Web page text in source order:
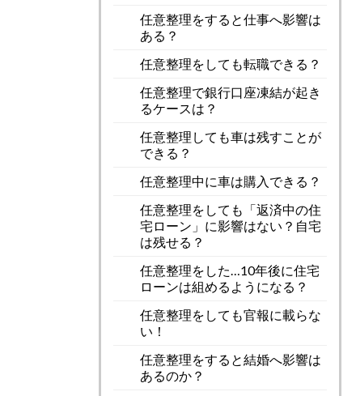
任意整理をすると仕事へ影響は
ある？
任意整理をしても転職できる？
任意整理で銀行口座凍結が起き
るケースは？
任意整理しても車は残すことが
できる？
任意整理中に車は購入できる？
任意整理をしても「返済中の住
宅ローン」に影響はない？自宅
は残せる？
任意整理をした…10年後に住宅
ローンは組めるようになる？
任意整理をしても官報に載らな
い！
任意整理をすると結婚へ影響は
あるのか？